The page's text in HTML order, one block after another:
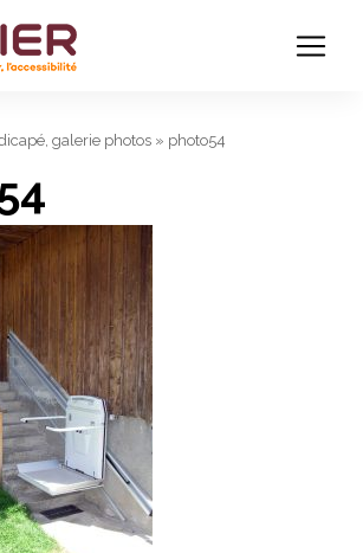
galerie photos » photo54